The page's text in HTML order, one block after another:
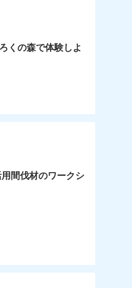
くの森で体験しよ
間伐材のワークシ